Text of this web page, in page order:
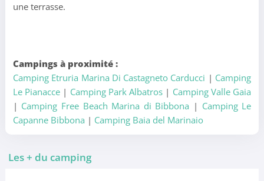
une terrasse.
Campings à proximité :
Camping Etruria Marina Di Castagneto Carducci | Camping
Le Pianacce | Camping Park Albatros | Camping Valle Gaia
| Camping Free Beach Marina di Bibbona | Camping Le
Capanne Bibbona | Camping Baia del Marinaio
Les + du camping